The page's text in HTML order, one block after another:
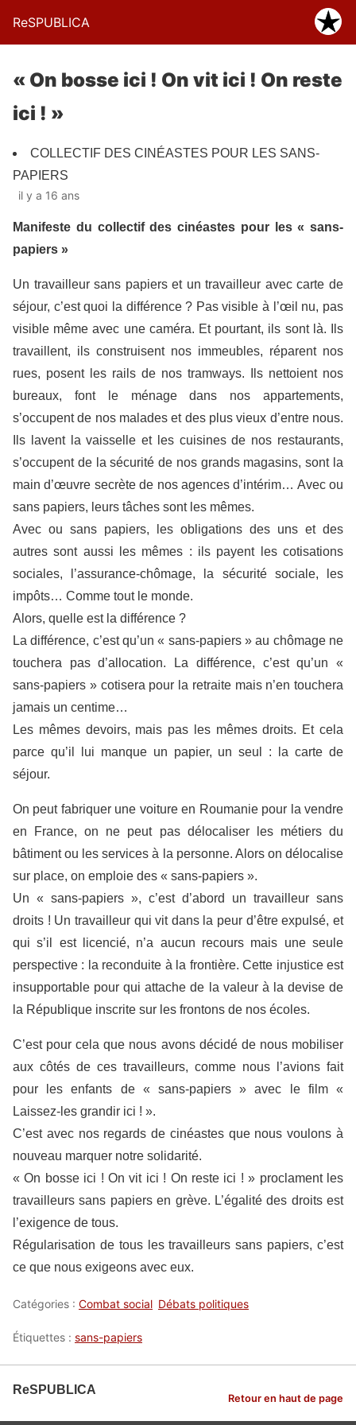
ReSPUBLICA
« On bosse ici ! On vit ici ! On reste
ici ! »
COLLECTIF DES CINÉASTES POUR LES SANS-
PAPIERS
il y a 16 ans
Manifeste du collectif des cinéastes pour les « sans-
papiers »
Un travailleur sans papiers et un travailleur avec carte de
séjour, c’est quoi la différence ? Pas visible à l’œil nu, pas
visible même avec une caméra. Et pourtant, ils sont là. Ils
travaillent, ils construisent nos immeubles, réparent nos
rues, posent les rails de nos tramways. Ils nettoient nos
bureaux, font le ménage dans nos appartements,
s’occupent de nos malades et des plus vieux d’entre nous.
Ils lavent la vaisselle et les cuisines de nos restaurants,
s’occupent de la sécurité de nos grands magasins, sont la
main d’œuvre secrète de nos agences d’intérim… Avec ou
sans papiers, leurs tâches sont les mêmes.
Avec ou sans papiers, les obligations des uns et des
autres sont aussi les mêmes : ils payent les cotisations
sociales, l’assurance-chômage, la sécurité sociale, les
impôts… Comme tout le monde.
Alors, quelle est la différence ?
La différence, c’est qu’un « sans-papiers » au chômage ne
touchera pas d’allocation. La différence, c’est qu’un «
sans-papiers » cotisera pour la retraite mais n’en touchera
jamais un centime…
Les mêmes devoirs, mais pas les mêmes droits. Et cela
parce qu’il lui manque un papier, un seul : la carte de
séjour.
On peut fabriquer une voiture en Roumanie pour la vendre
en France, on ne peut pas délocaliser les métiers du
bâtiment ou les services à la personne. Alors on délocalise
sur place, on emploie des « sans-papiers ».
Un « sans-papiers », c’est d’abord un travailleur sans
droits ! Un travailleur qui vit dans la peur d’être expulsé, et
qui s’il est licencié, n’a aucun recours mais une seule
perspective : la reconduite à la frontière. Cette injustice est
insupportable pour qui attache de la valeur à la devise de
la République inscrite sur les frontons de nos écoles.
C’est pour cela que nous avons décidé de nous mobiliser
aux côtés de ces travailleurs, comme nous l’avions fait
pour les enfants de « sans-papiers » avec le film «
Laissez-les grandir ici ! ».
C’est avec nos regards de cinéastes que nous voulons à
nouveau marquer notre solidarité.
« On bosse ici ! On vit ici ! On reste ici ! » proclament les
travailleurs sans papiers en grève. L’égalité des droits est
l’exigence de tous.
Régularisation de tous les travailleurs sans papiers, c’est
ce que nous exigeons avec eux.
Catégories : Combat social Débats politiques
Étiquettes : sans-papiers
ReSPUBLICA
Retour en haut de page